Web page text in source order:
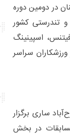
در دومین دوره
تندرستی کشور
اسپینینگ
سراسر
تا ۲۰ خردادماه ۱۴۰۵ در فرح‌آباد ساری برگزار
در بخش